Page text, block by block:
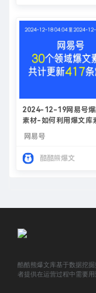
2024-12-19网易号爆
素材-如何利用爆文库
网易号
酷酷熊爆文
酷酷熊爆文库基于数据挖
者提供在运营过程中需要